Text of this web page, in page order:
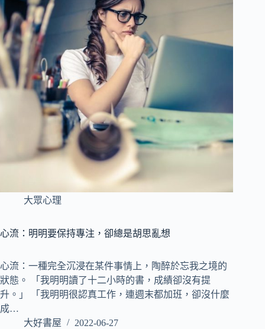
大眾心理
心流：明明要保持專注，卻總是胡思亂想
心流：一種完全沉浸在某件事情上，陶醉於忘我之境的
狀態。 「我明明讀了十二小時的書，成績卻沒有提
升。」 「我明明很認真工作，連週末都加班，卻沒什麼
成…
大好書屋
2022-06-27